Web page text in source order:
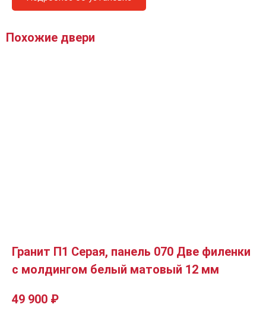
Похожие двери
Гранит П1 Серая, панель 070 Две филенки
с молдингом белый матовый 12 мм
49 900 ₽